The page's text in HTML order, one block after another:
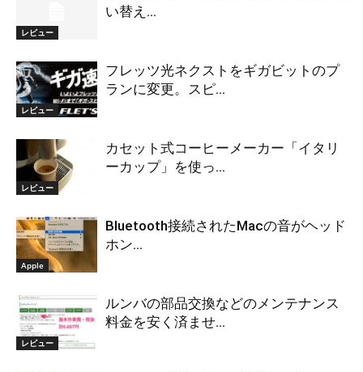
レビュー
い替え...
レビュー
フレッツ光ネクストをギガビットのプ
ランに変更。スピ...
レビュー
カセット式コーヒーメーカー「イタリ
ーカップ」を使っ...
Apple
Bluetooth接続されたMacの音がヘッド
ホン...
レビュー
ルンバの部品交換などのメンテナンス
料金を安く済ませ...